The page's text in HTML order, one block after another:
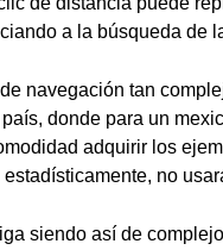
a la búsqueda de
navegación tan
donde para un
adquirir los
no
siendo así de